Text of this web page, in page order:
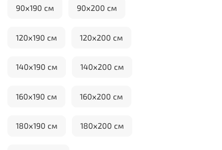
90х190 см 90х200 см
120х190 см 120х200 см
140х190 см 140х200 см
160х190 см 160х200 см
180х190 см 180х200 см